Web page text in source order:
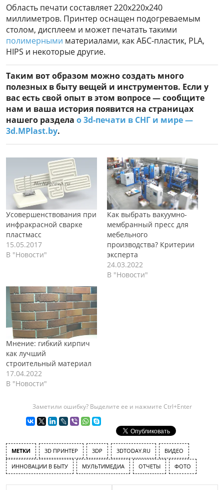
Область печати составляет 220x220x240
миллиметров. Принтер оснащен подогреваемым
столом, дисплеем и может печатать такими
полимерными материалами, как АБС-пластик, PLA,
HIPS и некоторые другие.
Таким вот образом можно создать много
полезных в быту вещей и инструментов. Если у
вас есть свой опыт в этом вопросе — сообщите
нам и ваша история появится на страницах
нашего раздела о 3d-печати в СНГ и мире —
3d.MPlast.by.
Усовершенствования при
инфракрасной сварке
пластмасс
15.05.2017
В "Новости"
Как выбрать вакуумно-
мембранный пресс для
мебельного
производства? Критерии
эксперта
24.03.2022
В "Новости"
Мнение: гибкий кирпич
как лучший
строительный материал
17.04.2022
В "Новости"
Заметили ошибку? Выделите ее и нажмите Ctrl+Enter
МЕТКИ 3D ПРИНТЕР 3DP 3DTODAY.RU ВИДЕО
ИННОВАЦИИ В БЫТУ МУЛЬТИМЕДИА ОТЧЕТЫ ФОТО